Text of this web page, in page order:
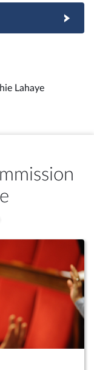
Lahaye